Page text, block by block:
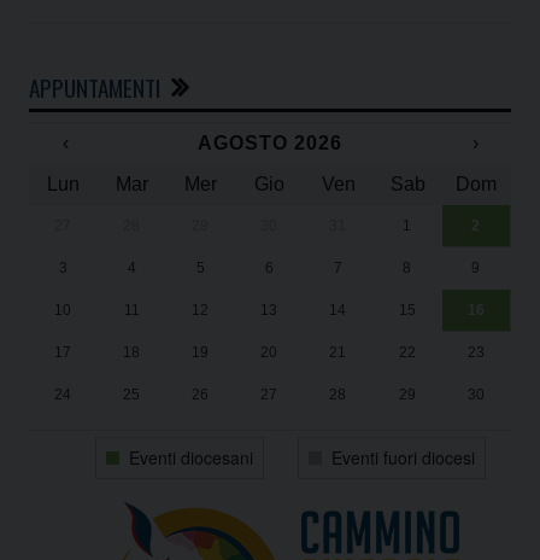
APPUNTAMENTI
‹ AGOSTO 2026
›
Lun
Mar Mer Gio Ven Sab Dom
1 2
3 4 5 6 7 8 9
10 11 12 13 14 15 16
17 18 19 20 21 22 23
24 25 26 27 28 29 30
Eventi diocesani Eventi fuori diocesi